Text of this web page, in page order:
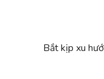
Bắt kịp xu